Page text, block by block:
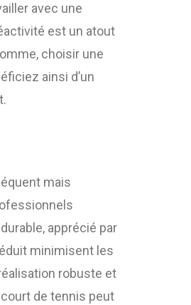
avec une
est un atout
choisir une
ainsi d’un
mais
apprécié par
minimisent les
robuste et
de tennis peut